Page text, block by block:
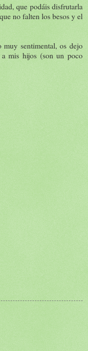
que podáis disfrutarla
no falten los besos y el
muy sentimental, os dejo
mis hijos (son un poco